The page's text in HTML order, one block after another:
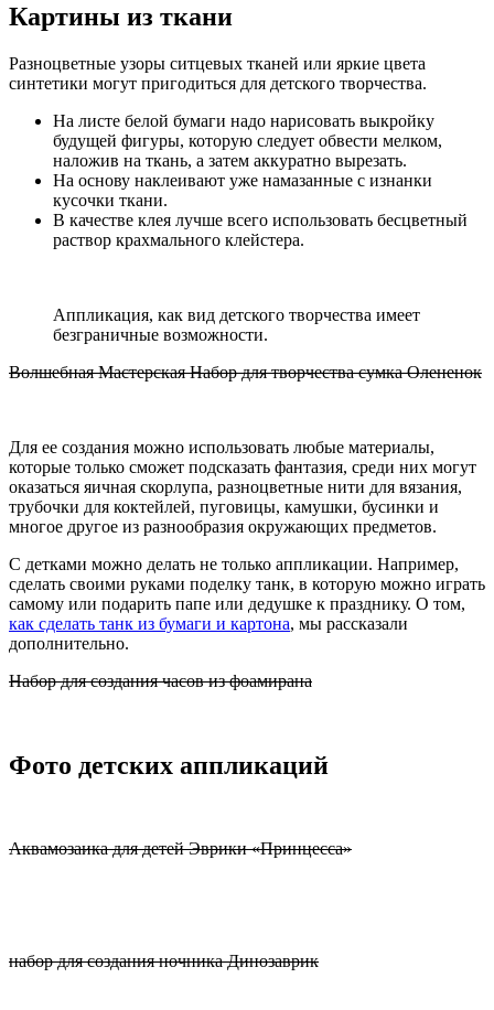
Картины из ткани
Разноцветные узоры ситцевых тканей или яркие цвета
синтетики могут пригодиться для детского творчества.
На листе белой бумаги надо нарисовать выкройку
будущей фигуры, которую следует обвести мелком,
наложив на ткань, а затем аккуратно вырезать.
На основу наклеивают уже намазанные с изнанки
кусочки ткани.
В качестве клея лучше всего использовать бесцветный
раствор крахмального клейстера.
Аппликация, как вид детского творчества имеет
безграничные возможности.
Волшебная Мастерская Набор для творчества сумка Олененок
Для ее создания можно использовать любые материалы,
которые только сможет подсказать фантазия, среди них могут
оказаться яичная скорлупа, разноцветные нити для вязания,
трубочки для коктейлей, пуговицы, камушки, бусинки и
многое другое из разнообразия окружающих предметов.
С детками можно делать не только аппликации. Например,
сделать своими руками поделку танк, в которую можно играть
самому или подарить папе или дедушке к празднику. О том,
как сделать танк из бумаги и картона, мы рассказали
дополнительно.
Набор для создания часов из фоамирана
Фото детских аппликаций
Аквамозаика для детей Эврики «Принцесса»
набор для создания ночника Динозаврик